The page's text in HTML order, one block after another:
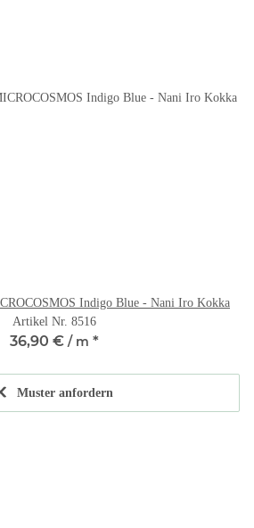
Indigo Blue - Nani Iro Kokka
Artikel Nr. 8516
36,90 € / m *
Muster anfordern